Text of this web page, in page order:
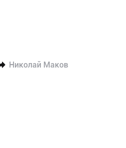
Николай Маков